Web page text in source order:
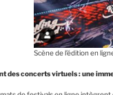
Scène de l’édition en
des concerts virtuels : une